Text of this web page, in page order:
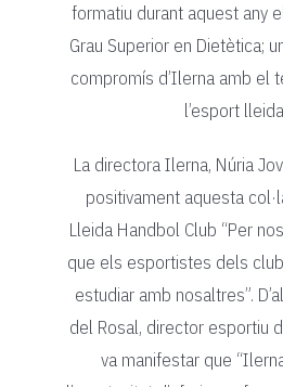
formatiu durant aquest any
Grau Superior en Dietètica;
compromís d’Ilerna amb el
l’esport
La directora Ilerna, Núria
positivament aquesta
Lleida Handbol Club “Per
que els esportistes dels
estudiar amb nosaltres”.
del Rosal, director esportiu
va manifestar que